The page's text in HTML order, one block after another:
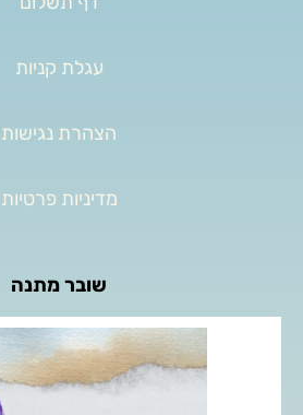
עגלת קניות
הצהרת נגישות
מדיניות פרטיות
שובר מתנה